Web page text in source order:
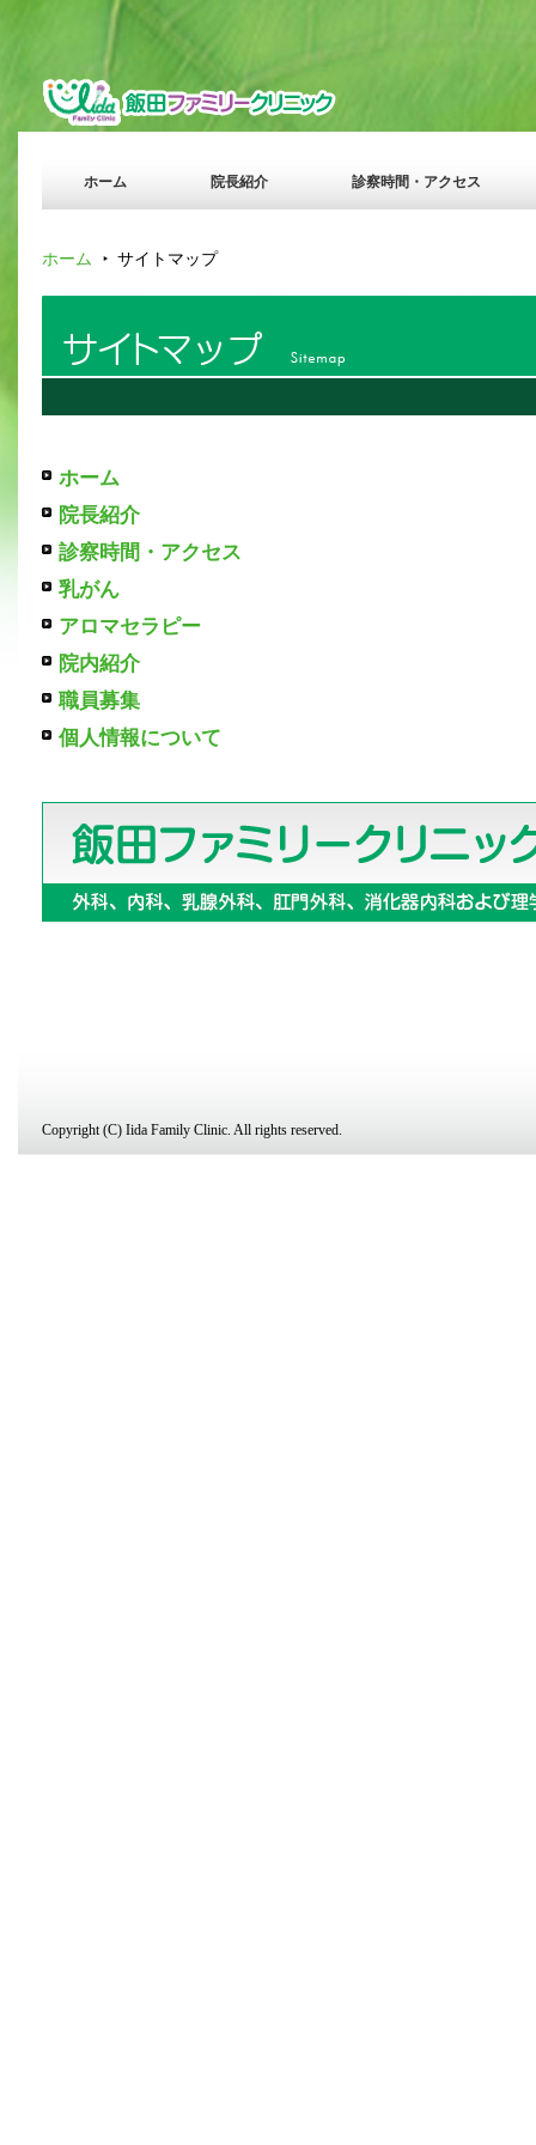
ホーム 院長紹介 診察時間・アクセス
ホーム サイトマップ
ホーム
院長紹介
診察時間・アクセス
乳がん
アロマセラピー
院内紹介
職員募集
個人情報について
Copyright (C) Iida Family Clinic. All rights reserved.